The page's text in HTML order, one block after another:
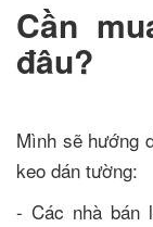
Cần
đâu?
Mình sẽ hướng
keo dán tường:
- Các nhà bán